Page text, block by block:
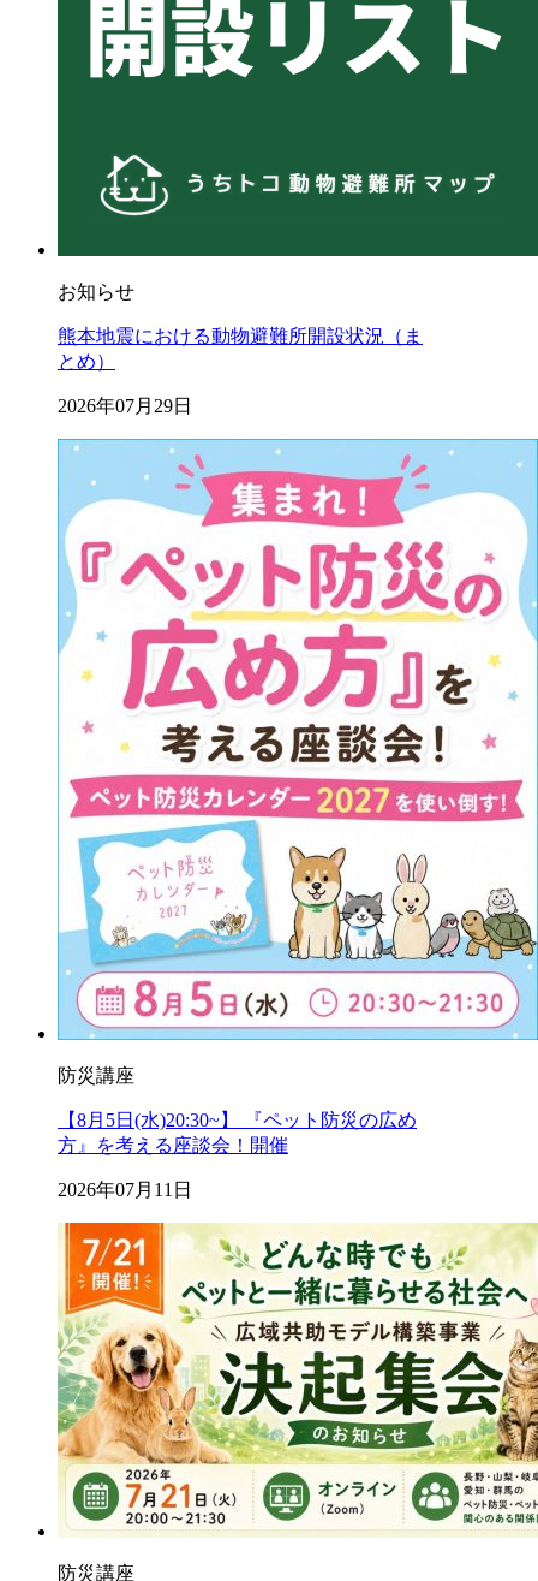
お知らせ
熊本地震における動物避難所開設状況（ま
とめ）
2026年07月29日
防災講座
【8月5日(水)20:30~】 『ペット防災の広め
方』を考える座談会！開催
2026年07月11日
防災講座